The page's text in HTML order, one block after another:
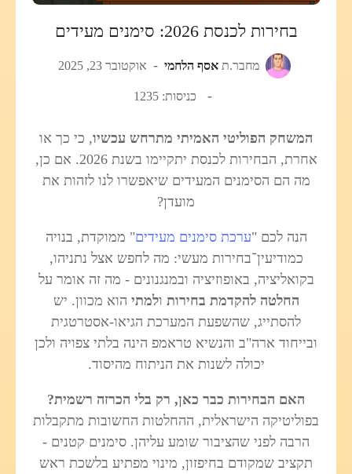
בחירות לכנסת 2026: סימנים מעידים
מחבר.ת אסף הלחמי אוקטובר 23, 2025
כניסות: 1235
המשחק הפוליטי האמיתי מתרחש עכשיו, כי כך או
אחרת, הבחירות לכנסת יתקיימו בשנת 2026. אם כן,
מה הם הסימנים המעידים שיאפשרו לנו לזהות את
מועדן?
הנה לכם "ערכת סימנים מעידים" ממוקדת, בנויה
כמודיעין־בחירות מעשי: מה לחפש אצל נתניהו,
בקואליציה, באופוזיציה ובמנגנונים - מה זה אומר על
החלטה להקדמת בחירות ולמתי הוא מכוון. יש
להסתייג, שהשפעת המערכת הגיאו-אסטרטגית
ובייחוד ארה"ב והנשיא טראמפ הינה בלתי צפויה ולכן
יכולה לשנות את הניתוח מהיסוד.
האם הבחירות כבר כאן, רק בלי הכרזה רשמית?
בפוליטיקה הישראלית, ההחלטות החשובות מתקבלות
הרבה לפני שהציבור שומע עליהן. סימנים קטנים -
תקציב שמקודם בחיפזון, מינוי מפתיע בלשכת ראש